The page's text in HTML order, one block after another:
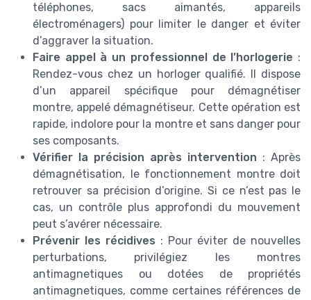
téléphones, sacs aimantés, appareils
électroménagers) pour limiter le danger et éviter
d’aggraver la situation.
Faire appel à un professionnel de l’horlogerie :
Rendez-vous chez un horloger qualifié. Il dispose
d’un appareil spécifique pour démagnétiser
montre, appelé démagnétiseur. Cette opération est
rapide, indolore pour la montre et sans danger pour
ses composants.
Vérifier la précision après intervention : Après
démagnétisation, le fonctionnement montre doit
retrouver sa précision d’origine. Si ce n’est pas le
cas, un contrôle plus approfondi du mouvement
peut s’avérer nécessaire.
Prévenir les récidives : Pour éviter de nouvelles
perturbations, privilégiez les montres
antimagnetiques ou dotées de propriétés
antimagnetiques, comme certaines références de